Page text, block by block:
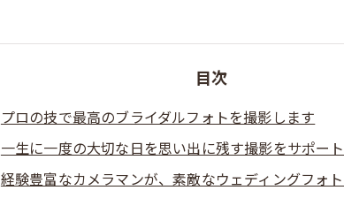
目次
プロの技で最高のブライダルフォトを撮影します
一生に一度の大切な日を思い出に残す撮影をサポー
経験豊富なカメラマンが、素敵なウェディングフォ